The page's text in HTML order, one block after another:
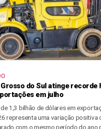
do Sul atinge recorde
em julho
1,3 bilhão de dólares em
representa uma variação positiva
com o mesmo período do ano